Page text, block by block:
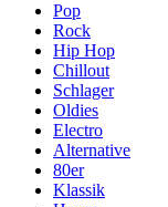
Pop
Rock
Hip Hop
Chillout
Schlager
Oldies
Electro
Alternative
80er
Klassik